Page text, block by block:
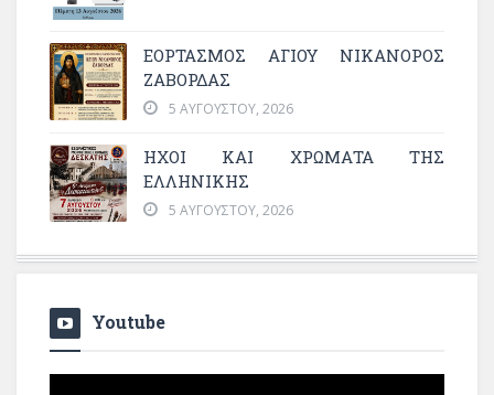
ΕΟΡΤΑΣΜΟΣ ΑΓΙΟΥ ΝΙΚΑΝΟΡΟΣ
ΖΑΒΟΡΔΑΣ
5 ΑΥΓΟΎΣΤΟΥ, 2026
ΗΧΟΙ ΚΑΙ ΧΡΩΜΑΤΑ ΤΗΣ
ΕΛΛΗΝΙΚΗΣ
5 ΑΥΓΟΎΣΤΟΥ, 2026
Youtube